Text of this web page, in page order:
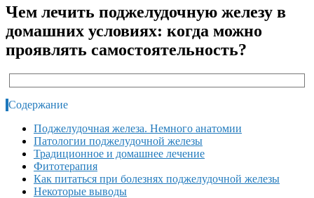
Чем лечить поджелудочную железу в
домашних условиях: когда можно
проявлять самостоятельность?
Содержание
Поджелудочная железа. Немного анатомии
Патологии поджелудочной железы
Традиционное и домашнее лечение
Фитотерапия
Как питаться при болезнях поджелудочной железы
Некоторые выводы